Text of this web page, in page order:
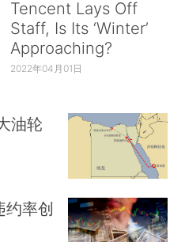
Tencent Lays Off
Staff, Is Its ‘Winter’
Approaching?
2022年04月01日
油轮
约率创